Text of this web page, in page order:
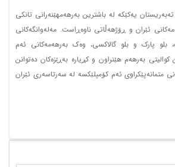
یەکێکە لە باشترین بەرهەمهێنەرانی تانکی
ئێران و ڕۆژهەڵاتی ناوەڕاست. مەلەوانگەکانی
بلو پارک و بلو گالاکسی، وەک بەرهەمەکانی ئەم
کوالیتی بەرهەم هێنراون و کڕیارە بەڕێزەکان دەتوانن
متمانەپێکراوی ئەم کۆمپلێکسە لە سەرتاسەری ئێران